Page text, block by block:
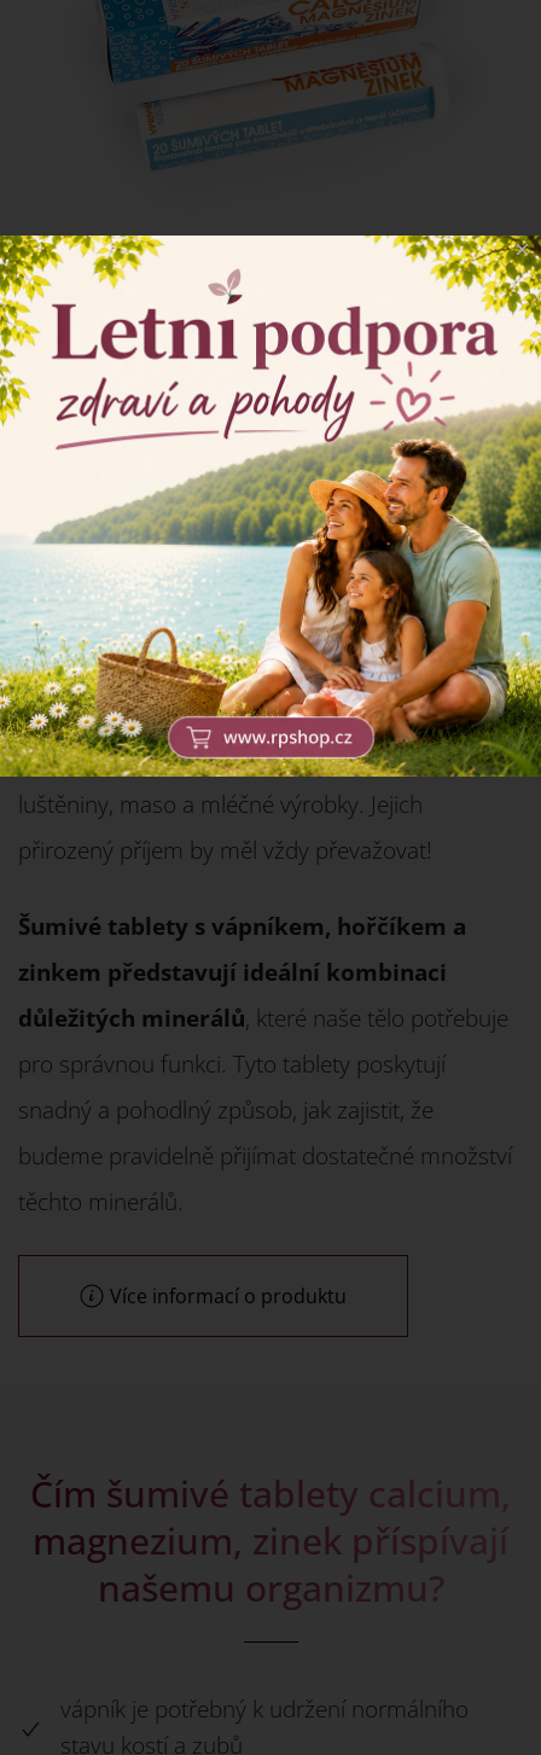
Šumivé tablety s vápníkem jsou k dostání
většinou samostatně. I proto jsme se rozhodli
nabídnout vápník v kombinaci s nejdůležitějšími
minerályhořčíkem azinkem. Tyto minerály
pomáhají podporovat zdraví kostí a zubů stejně
jako celkové zdraví těla.
Hořčíkje nezbytný pro správnou funkci svalů,
nervů a kostí.Zinek pomáhá podporovat
imunitní systém a udržovat zdravou kůži. Je
důležité dodat, že se tyto minerály vyskytují v
potravinách, jako jsou celozrnné výrobky,
luštěniny, maso a mléčné výrobky. Jejich
přirozený příjem by měl vždy převažovat!
Šumivé tablety s vápníkem, hořčíkem a
zinkem představují ideální kombinaci
důležitých minerálů, které naše tělo potřebuje
pro správnou funkci. Tyto tablety poskytují
snadný a pohodlný způsob, jak zajistit, že
budeme pravidelně přijímat dostatečné množství
těchto minerálů.
Více informací o produktu
Čím šumivé tablety calcium,
magnezium, zinek příspívají
našemu organizmu?
vápník je potřebný k udržení normálního
stavu kostí a zubů
×